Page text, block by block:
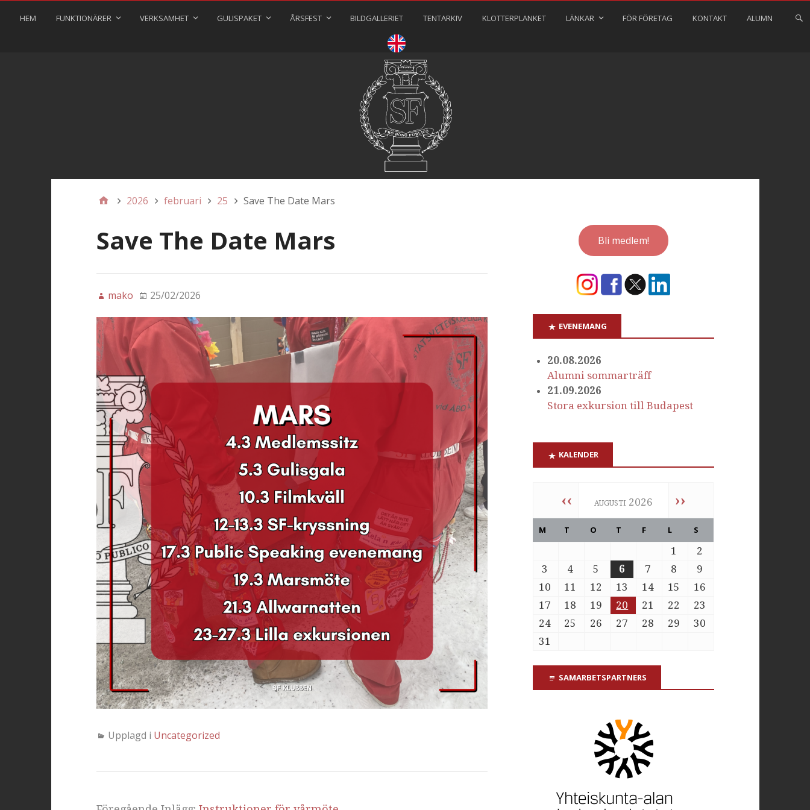
HEM FUNKTIONÄRER VERKSAMHET GULISPAKET ÅRSFEST BILDGALLERIET TENTARKIV KLOTTERPLANKET LÄNKAR FÖR FÖRETAG KONTAKT ALUMN
⠀⠀⠀
2026 februari 25 Save The Date Mars
Save The Date Mars
mako 25/02/2026
Upplagd i Uncategorized
Bli medlem!
EVENEMANG
20.08.2026
Alumni sommarträff
21.09.2026
Stora exkursion till Budapest
KALENDER
‹‹ augusti 2026 ››
M T O T F L S
1
2
3
4 5 6 7 8
9
10
11 12 13 14 15
16
17
18 19 20 21 22
23
24
25 26 27 28 29
30
31
SAMARBETSPARTNERS